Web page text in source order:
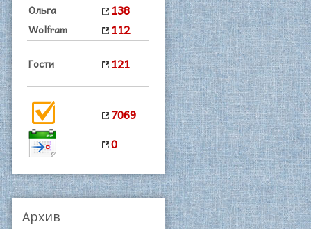
Ольга 138
Wolfram 112
Гости 121
7069
0
Архив